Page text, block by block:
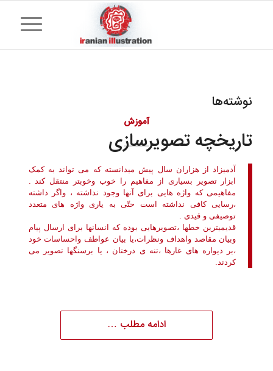
نوشته‌ها
آموزش
تاریخچه تصویرسازی
آدمیزاد از هزاران سال پیش میدانسته که می تواند به کمک
ابزار تصویر بسیاری از مفاهیم را خوب وخوبتر منتقل کند .
مفاهیمی که واژه هایی برای آنها وجود نداشته ، واگر داشته
،رسایی کافی نداشته است حتّی به یاری واژه های متعدد
توصیفی و قیدی .
قدیمیترین خطها ،تصویرهایی بوده که انسانها برای ارسال پیام
وبیان مقاصد واهداف ونظرات،یا بیان عواطف واحساسات خود
،بر دیواره های غارها ،تنه ی درختان ، یا برسنگها تصویر می
کردند.
ادامه مطلب …